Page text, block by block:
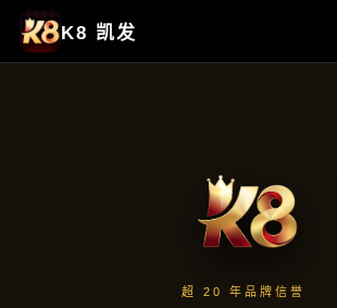
产品汇总
首页 产品汇总